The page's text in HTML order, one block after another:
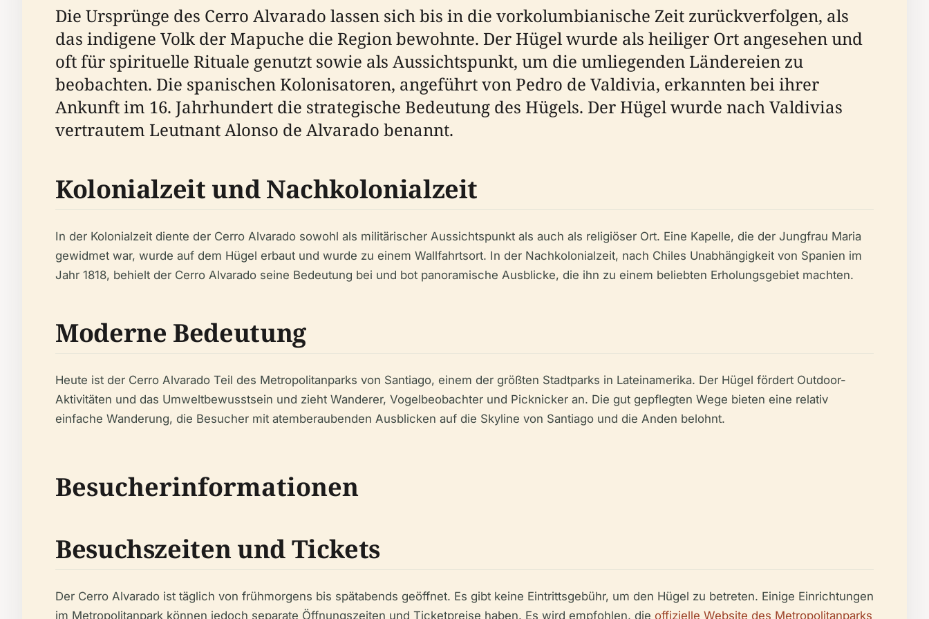
Die Ursprünge des Cerro Alvarado lassen sich bis in die vorkolumbianische Zeit zurückverfolgen, als
das indigene Volk der Mapuche die Region bewohnte. Der Hügel wurde als heiliger Ort angesehen und
oft für spirituelle Rituale genutzt sowie als Aussichtspunkt, um die umliegenden Ländereien zu
beobachten. Die spanischen Kolonisatoren, angeführt von Pedro de Valdivia, erkannten bei ihrer
Ankunft im 16. Jahrhundert die strategische Bedeutung des Hügels. Der Hügel wurde nach Valdivias
vertrautem Leutnant Alonso de Alvarado benannt.
Kolonialzeit und Nachkolonialzeit
In der Kolonialzeit diente der Cerro Alvarado sowohl als militärischer Aussichtspunkt als auch als religiöser Ort. Eine Kapelle, die der Jungfrau Maria
gewidmet war, wurde auf dem Hügel erbaut und wurde zu einem Wallfahrtsort. In der Nachkolonialzeit, nach Chiles Unabhängigkeit von Spanien im
Jahr 1818, behielt der Cerro Alvarado seine Bedeutung bei und bot panoramische Ausblicke, die ihn zu einem beliebten Erholungsgebiet machten.
Moderne Bedeutung
Heute ist der Cerro Alvarado Teil des Metropolitanparks von Santiago, einem der größten Stadtparks in Lateinamerika. Der Hügel fördert Outdoor-
Aktivitäten und das Umweltbewusstsein und zieht Wanderer, Vogelbeobachter und Picknicker an. Die gut gepflegten Wege bieten eine relativ
einfache Wanderung, die Besucher mit atemberaubenden Ausblicken auf die Skyline von Santiago und die Anden belohnt.
Besucherinformationen
Besuchszeiten und Tickets
Der Cerro Alvarado ist täglich von frühmorgens bis spätabends geöffnet. Es gibt keine Eintrittsgebühr, um den Hügel zu betreten. Einige Einrichtungen
im Metropolitanpark können jedoch separate Öffnungszeiten und Ticketpreise haben. Es wird empfohlen, die offizielle Website des Metropolitanparks